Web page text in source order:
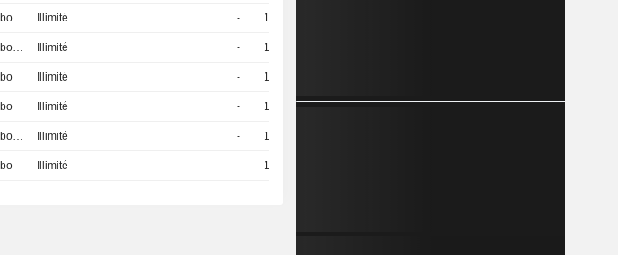
Illimité - 10
Certificat Turbo Stop Loss Illimité - 10
Illimité - 10
Illimité - 10
Certificat Turbo Stop Loss Illimité - 10
Illimité - 10